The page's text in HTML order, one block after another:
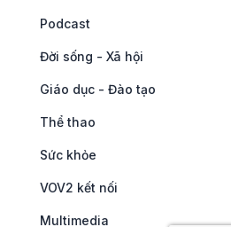
Podcast
Đời sống - Xã hội
Giáo dục - Đào tạo
Thể thao
Sức khỏe
VOV2 kết nối
Multimedia